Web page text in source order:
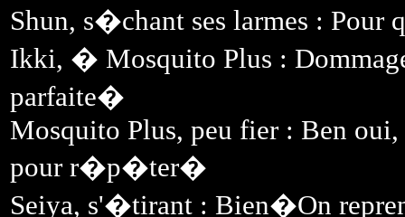
Shun, s�chant ses larmes :
Ikki, � Mosquito Plus :
parfaite�
Mosquito Plus, peu fier : Ben oui,
pour r�p�ter�
Seiya, s'�tirant : Bien�On